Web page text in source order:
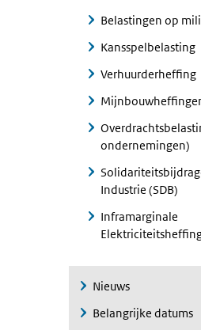
Belastingen op
Kansspelbelasting
Verhuurderheffing
ondernemingen)
Industrie (SDB)
Inframarginale
Nieuws
Belangrijke datums